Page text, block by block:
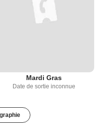
Mardi Gras
Date de sortie inconnue